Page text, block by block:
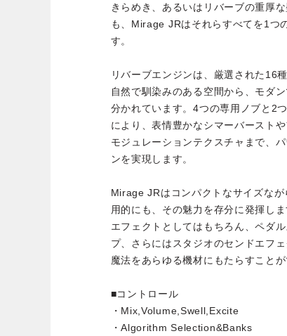
きらめき、あるいはリバーブの重厚
も、Mirage JRはそれらすべてを1つ
す。
リバーブエンジンは、厳選された16
自然で馴染みのある空間から、モダ
分かれています。4つの専用ノブと2
により、表情豊かなシマーバースト
モジュレーションテクスチャまで、
ンを実現します。
Mirage JRはコンパクトなサイズな
用的にも、その魅力を存分に発揮し
エフェクトとしてはもちろん、ペダ
プ、さらにはスタジオのセンドエフ
魔法をあらゆる機材にもたらすことが
■コントロール
・Mix,Volume,Swell,Excite
・Algorithm Selection&Banks